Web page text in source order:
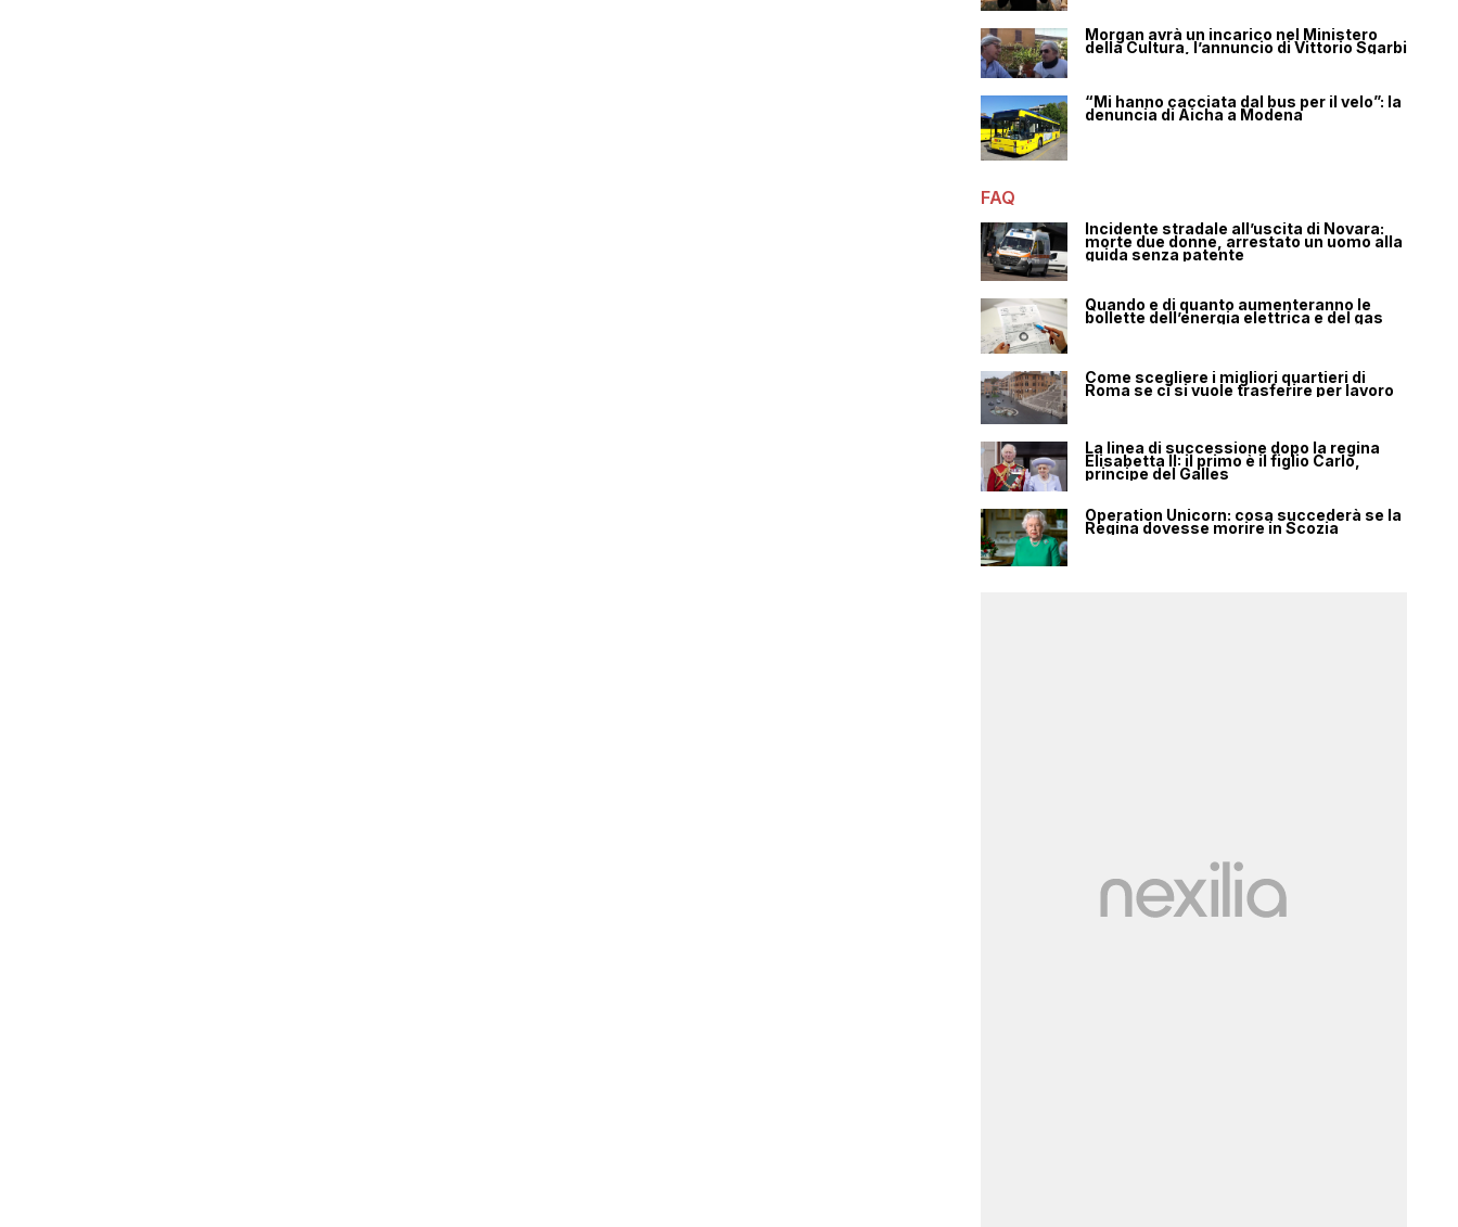
Morgan avrà un incarico nel Ministero
della Cultura, l’annuncio di Vittorio Sgarbi
“Mi hanno cacciata dal bus per il velo”: la
denuncia di Aicha a Modena
FAQ
Incidente stradale all’uscita di Novara:
morte due donne, arrestato un uomo alla
guida senza patente
Quando e di quanto aumenteranno le
bollette dell’energia elettrica e del gas
Come scegliere i migliori quartieri di
Roma se ci si vuole trasferire per lavoro
La linea di successione dopo la regina
Elisabetta II: il primo è il figlio Carlo,
principe del Galles
Operation Unicorn: cosa succederà se la
Regina dovesse morire in Scozia